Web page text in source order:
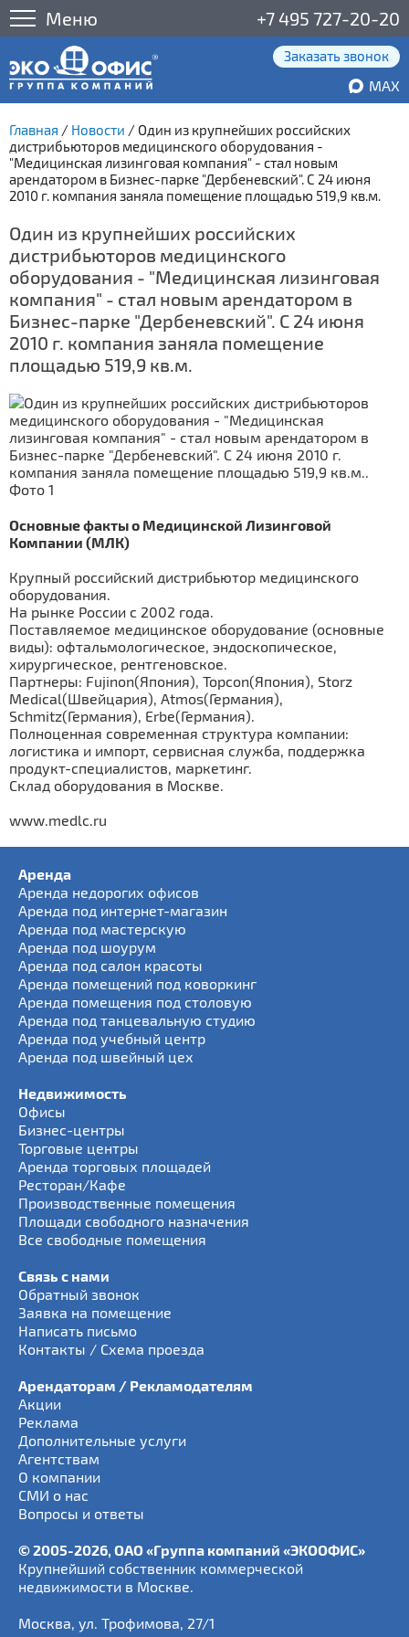
Меню +7 495 727-20-20
Заказать звонок
MAX
Главная / Новости / Один из крупнейших российских
дистрибьюторов медицинского оборудования -
"Медицинская лизинговая компания" - стал новым
арендатором в Бизнес-парке "Дербеневский". С 24 июня
2010 г. компания заняла помещение площадью 519,9 кв.м.
Один из крупнейших российских
дистрибьюторов медицинского
оборудования - "Медицинская лизинговая
компания" - стал новым арендатором в
Бизнес-парке "Дербеневский". С 24 июня
2010 г. компания заняла помещение
площадью 519,9 кв.м.
Основные факты о Медицинской Лизинговой
Компании (МЛК)
Крупный российский дистрибьютор медицинского
оборудования.
На рынке России с 2002 года.
Поставляемое медицинское оборудование (основные
виды): офтальмологическое, эндоскопическое,
хирургическое, рентгеновское.
Партнеры: Fujinon(Япония), Topcon(Япония), Storz
Medical(Швейцария), Atmos(Германия),
Schmitz(Германия), Erbe(Германия).
Полноценная современная структура компании:
логистика и импорт, сервисная служба, поддержка
продукт-специалистов, маркетинг.
Склад оборудования в Москве.
www.medlc.ru
Аренда
Аренда недорогих офисов
Аренда под интернет-магазин
Аренда под мастерскую
Аренда под шоурум
Аренда под салон красоты
Аренда помещений под коворкинг
Аренда помещения под столовую
Аренда под танцевальную студию
Аренда под учебный центр
Аренда под швейный цех
Недвижимость
Офисы
Бизнес-центры
Торговые центры
Аренда торговых площадей
Ресторан/Кафе
Производственные помещения
Площади свободного назначения
Все свободные помещения
Связь с нами
Обратный звонок
Заявка на помещение
Написать письмо
Контакты / Схема проезда
Арендаторам / Рекламодателям
Акции
Реклама
Дополнительные услуги
Агентствам
О компании
СМИ о нас
Вопросы и ответы
© 2005-2026, ОАО «Группа компаний «ЭКООФИС»
Крупнейший собственник коммерческой
недвижимости в Москве.
Москва, ул. Трофимова, 27/1